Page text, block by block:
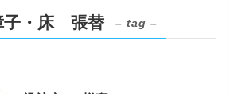
子・床 張替 – tag –